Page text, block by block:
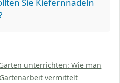
unterrichten: Wie man
vermittelt